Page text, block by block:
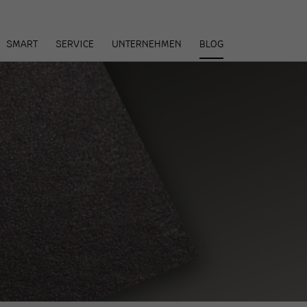
SMART SERVICE UNTERNEHMEN BLOG